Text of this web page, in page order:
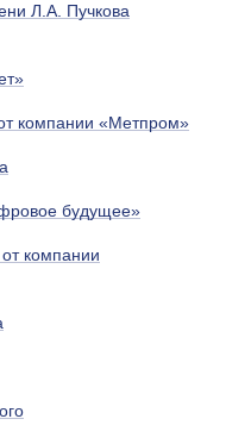
Л.А. Пучкова
компании «Метпром»
будущее»
компании